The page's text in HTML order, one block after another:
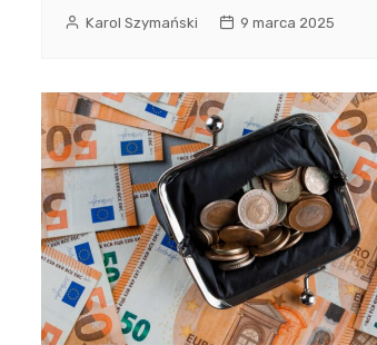
Karol Szymański 9 marca 2025